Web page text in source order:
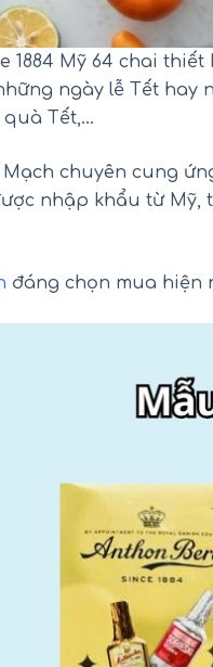
1884 Mỹ 64 chai
ngày lễ Tết hay
quà Tết,…
chuyên cung
nhập khẩu từ Mỹ,
đáng chọn mua hiện